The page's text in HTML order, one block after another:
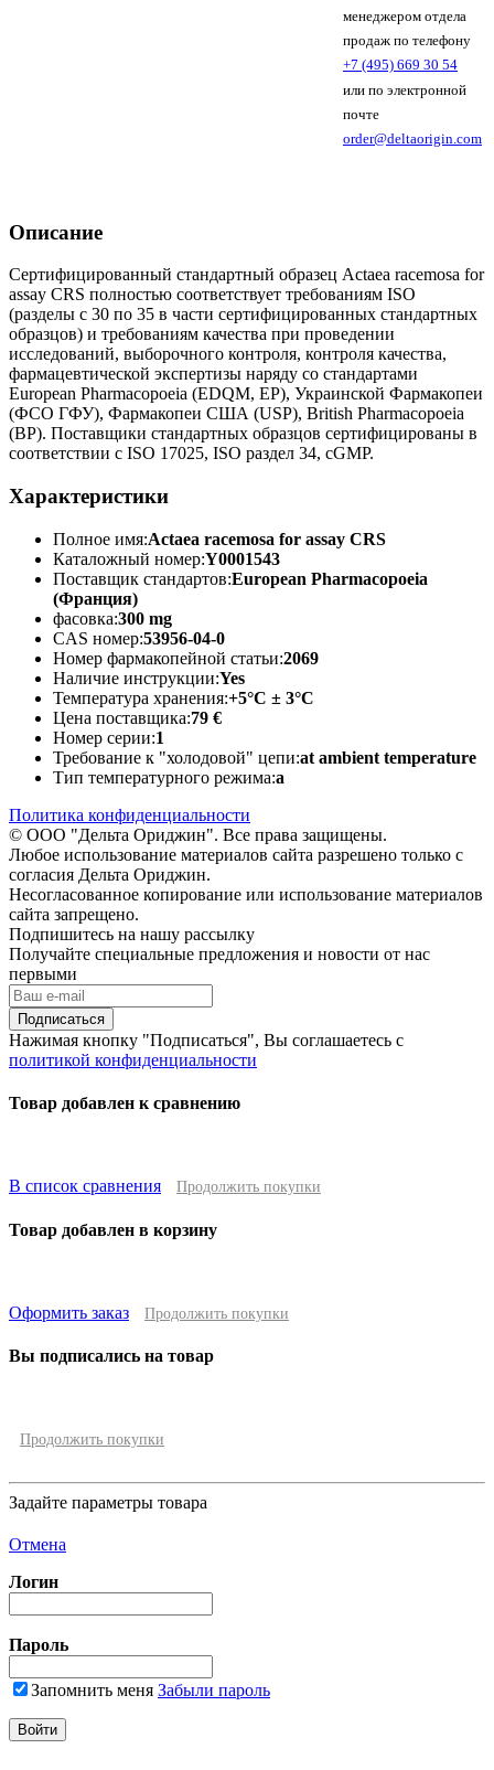
менеджером отдела
продаж по телефону
+7 (495) 669 30 54
или по электронной
почте
order@deltaorigin.com
Описание
Сертифицированный стандартный образец Actaea racemosa for
assay CRS полностью соответствует требованиям ISO
(разделы с 30 по 35 в части сертифицированных стандартных
образцов) и требованиям качества при проведении
исследований, выборочного контроля, контроля качества,
фармацевтической экспертизы наряду со стандартами
European Pharmacopoeia (EDQM, EP), Украинской Фармакопеи
(ФСО ГФУ), Фармакопеи США (USP), British Pharmacopoeia
(BP). Поставщики стандартных образцов сертифицированы в
соответствии с ISO 17025, ISO раздел 34, cGMP.
Характеристики
Полное имя:Actaea racemosa for assay CRS
Каталожный номер:Y0001543
Поставщик стандартов:European Pharmacopoeia
(Франция)
фасовка:300 mg
CAS номер:53956-04-0
Номер фармакопейной статьи:2069
Наличие инструкции:Yes
Температура хранения:+5°C ± 3°C
Цена поставщика:79 €
Номер серии:1
Требование к "холодовой" цепи:at ambient temperature
Тип температурного режима:a
Политика конфиденциальности
© ООО "Дельта Ориджин". Все права защищены.
Любое использование материалов сайта разрешено только с
согласия Дельта Ориджин.
Несогласованное копирование или использование материалов
сайта запрещено.
Подпишитесь на нашу рассылку
Получайте специальные предложения и новости от нас
первыми
Подписаться
Нажимая кнопку "Подписаться", Вы соглашаетесь с
политикой конфиденциальности
Товар добавлен к сравнению
В список сравнения Продолжить покупки
Товар добавлен в корзину
Оформить заказ Продолжить покупки
Вы подписались на товар
Продолжить покупки
Задайте параметры товара
Отмена
Логин
Пароль
Запомнить меня Забыли пароль